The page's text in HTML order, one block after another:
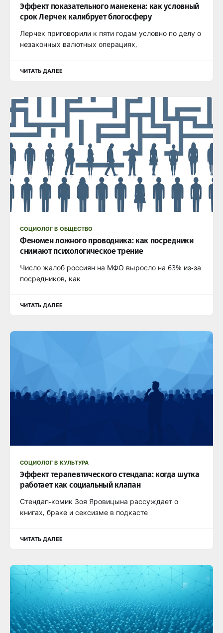
Эффект показательного манекена: как условный
срок Лерчек калибрует блогосферу
Лерчек приговорили к пяти годам условно по делу о
незаконных валютных операциях,
ЧИТАТЬ ДАЛЕЕ
СОЦИОЛОГ В ОБЩЕСТВО
Феномен ложного проводника: как посредники
снимают психологическое трение
Число жалоб россиян на МФО выросло на 63% из-за
посредников, как
ЧИТАТЬ ДАЛЕЕ
СОЦИОЛОГ В КУЛЬТУРА
Эффект терапевтического стендапа: когда шутка
работает как социальный клапан
Стендап-комик Зоя Яровицына рассуждает о
книгах, браке и сексизме в подкасте
ЧИТАТЬ ДАЛЕЕ